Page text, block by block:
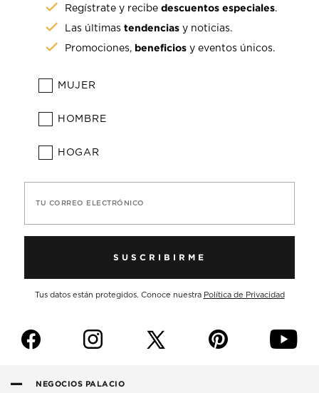
Regístrate y recibedescuentos especiales.
Las últimastendencias y noticias.
Promociones, beneficios y eventos únicos.
MUJER
HOMBRE
HOGAR
TU CORREO ELECTRÓNICO
SUSCRIBIRME
Tus datos están protegidos. Conoce nuestra Política de Privacidad
f i p y
NEGOCIOS PALACIO